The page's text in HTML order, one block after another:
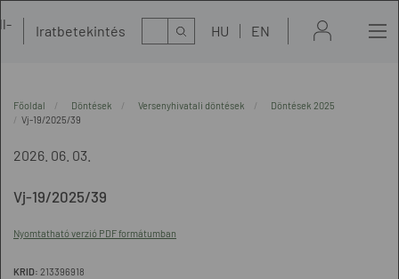
Iratbetekintés Kereső HU EN
Főoldal Döntések Versenyhivatali döntések
Döntések 2025
Vj-19/2025/39
2026. 06. 03.
Vj-19/2025/39
Nyomtatható verzió PDF formátumban
KRID: 213396918